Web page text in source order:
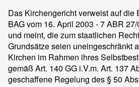
Das Kirchengericht verweist auf die
BAG vom 16. April 2003 - 7 ABR
und meint, die zum staatlichen
Grundsätze seien uneingeschränkt
Kirchen im Rahmen ihres
gemäß Art. 140 GG i.V.m. Art. 137
geschaffene Regelung des § 50